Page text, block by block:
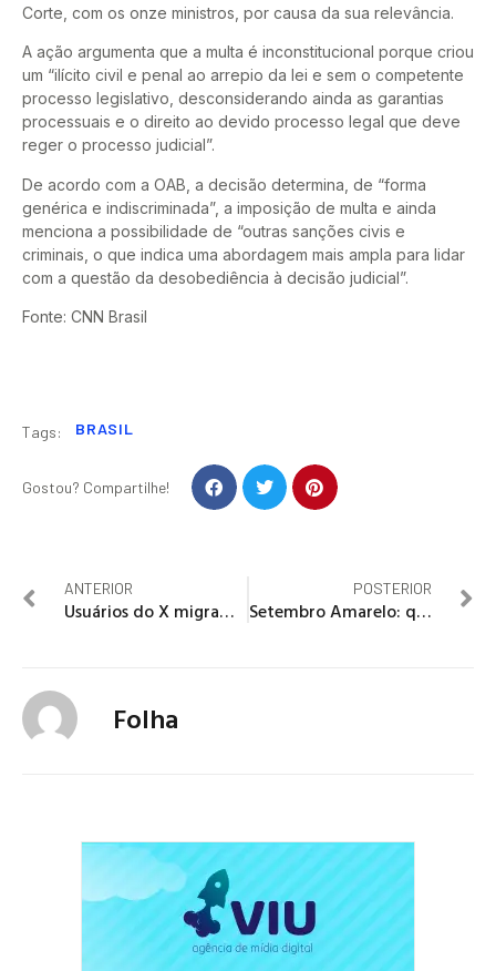
Corte, com os onze ministros, por causa da sua relevância.
A ação argumenta que a multa é inconstitucional porque criou
um “ilícito civil e penal ao arrepio da lei e sem o competente
processo legislativo, desconsiderando ainda as garantias
processuais e o direito ao devido processo legal que deve
reger o processo judicial”.
De acordo com a OAB, a decisão determina, de “forma
genérica e indiscriminada”, a imposição de multa e ainda
menciona a possibilidade de “outras sanções civis e
criminais, o que indica uma abordagem mais ampla para lidar
com a questão da desobediência à decisão judicial”.
Fonte: CNN Brasil
Tags: BRASIL
Gostou? Compartilhe!
ANTERIOR
Usuários do X migram para Threads e lamentam suspensão da rede: ‘Impressão de não saber o que acontece no mundo’
POSTERIOR
Setembro Amarelo: quais são os sinais de alerta da depressão?
Folha